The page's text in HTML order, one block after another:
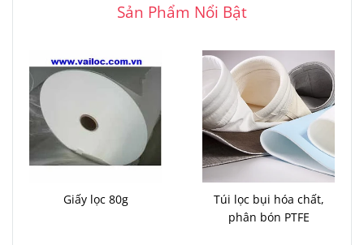
Sản Phẩm Nổi Bật
Giấy lọc 80g
Túi lọc bụi hóa chất,
phân bón PTFE